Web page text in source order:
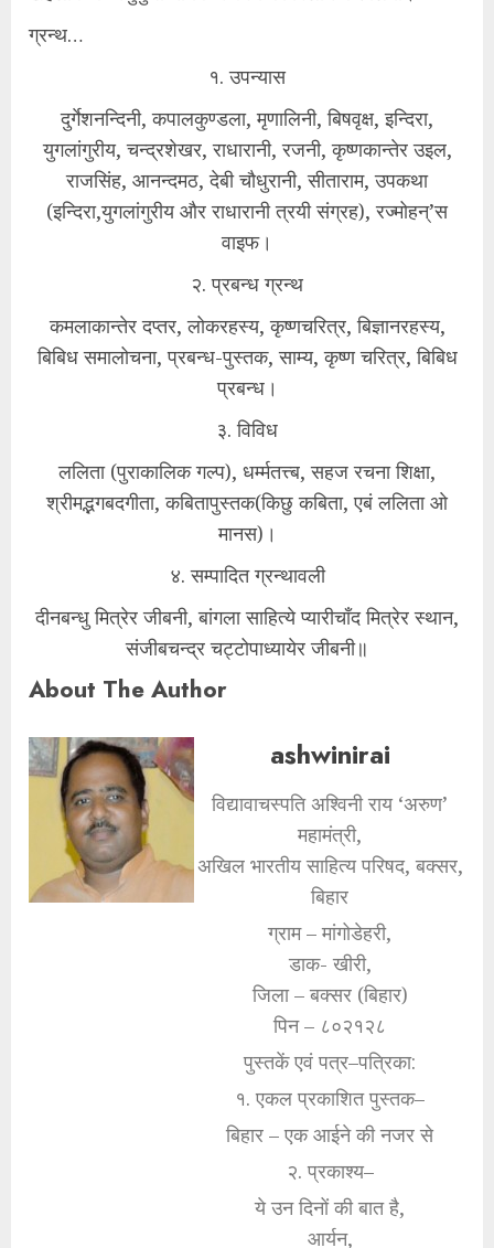
ग्रन्थ…
१. उपन्यास
दुर्गेशनन्दिनी, कपालकुण्डला, मृणालिनी, बिषवृक्ष, इन्दिरा,
युगलांगुरीय, चन्द्रशेखर, राधारानी, रजनी, कृष्णकान्तेर उइल,
राजसिंह, आनन्दमठ, देबी चौधुरानी, सीताराम, उपकथा
(इन्दिरा,युगलांगुरीय और राधारानी त्रयी संग्रह), रज्मोहन्’स
वाइफ।
२. प्रबन्ध ग्रन्थ
कमलाकान्तेर दप्तर, लोकरहस्य, कृष्णचरित्र, बिज्ञानरहस्य,
बिबिध समालोचना, प्रबन्ध-पुस्तक, साम्य, कृष्ण चरित्र, बिबिध
प्रबन्ध।
३. विविध
ललिता (पुराकालिक गल्प), धर्म्मतत्त्ब, सहज रचना शिक्षा,
श्रीमद्भगबदगीता, कबितापुस्तक(किछु कबिता, एबं ललिता ओ
मानस)।
४. सम्पादित ग्रन्थावली
दीनबन्धु मित्रेर जीबनी, बांगला साहित्ये प्यारीचाँद मित्रेर स्थान,
संजीबचन्द्र चट्टोपाध्यायेर जीबनी॥
About The Author
ashwinirai
विद्यावाचस्पति अश्विनी राय ‘अरुण’
महामंत्री,
अखिल भारतीय साहित्य परिषद, बक्सर,
बिहार
ग्राम – मांगोडेहरी,
डाक- खीरी,
जिला – बक्सर (बिहार)
पिन – ८०२१२८
पुस्तकें एवं पत्र–पत्रिका:
१. एकल प्रकाशित पुस्तक–
बिहार – एक आईने की नजर से
२. प्रकाश्य–
ये उन दिनों की बात है,
आर्यन,